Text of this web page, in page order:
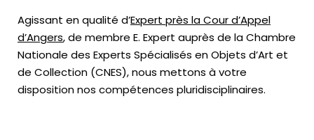
Agissant en qualité d’Expert près la Cour d’Appel
d’Angers, de membre E. Expert auprès de laChambre
Nationale des Experts Spécialisés en Objets d’Art et
de Collection (CNES),nous mettons à votre
disposition nos compétences pluridisciplinaires.